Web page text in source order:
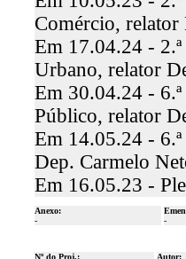
Comércio,
Em 17.04.24 -
Urbano, relator
Em 30.04.24 -
Público, relator
Em 14.05.24 -
Dep. Carmelo
Em 16.05.23 -
Anexo:
-
-
Nº do Proj.: Autor: